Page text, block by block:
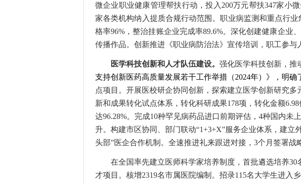
微企业职业健康管理帮扶行动，投入 200万元帮扶347家小
家各类机构纳入提质合规行动范围。职业病监测和重点行
格率96%，整治挂账企业完成率89.6%。深化创建健康企业
传播作品。创新推进《职业病防治法》宣传培训，职工参与
医学科技创新和人才队伍建设。 强化医学科技创新，推
支持创新医药高质量发展若干工作举措（2024年）》，明
点项目。开展医校研企协同创新，探索建立医学创新研究多
新和成果转化试点体系，转化科研成果178项，转化金额
达96.28%。完成10种罕见病药品进口前期评估，4种国内
升。构建市区协同、部门联动“1+3+X”服务企业体系，建
头部”医企合作机制。全速推进礼来跟进对接，3个月签署战
在全国率先建立医师科学家培养制度，首批遴选培养30
才项目。核增2319名市属医院编制。招录115名大学生进入